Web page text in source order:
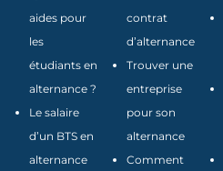
aides pour
les
étudiants en
alternance ?
Le salaire
d’un BTS en
alternance
contrat
d’alternance
Trouver une
entreprise
pour son
alternance
Comment